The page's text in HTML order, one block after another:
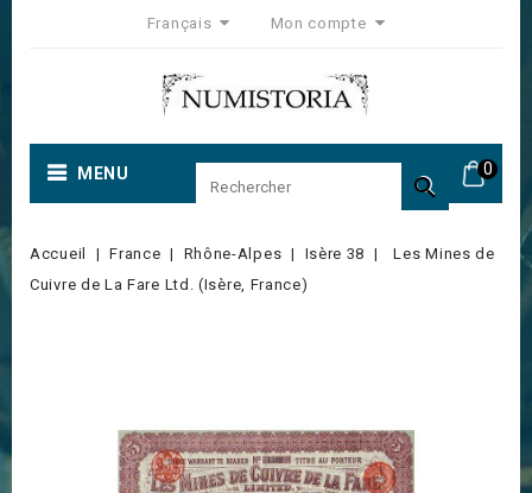
Français Mon compte
0
MENU 
Accueil France Rhône-Alpes Isère 38
Les Mines de
Cuivre de La Fare Ltd. (Isère, France)